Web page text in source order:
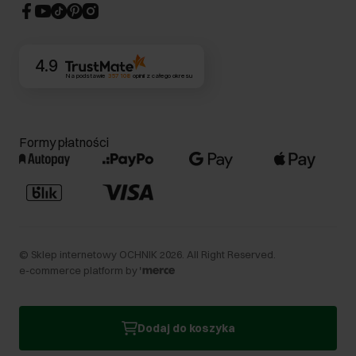
Dodaj do koszyka
CSR
4.9
Na podstawie 357 108 opinii z całego okresu
Formy płatności
© Sklep internetowy OCHNIK 2026 . All Right Reserved.
e-commerce platform by